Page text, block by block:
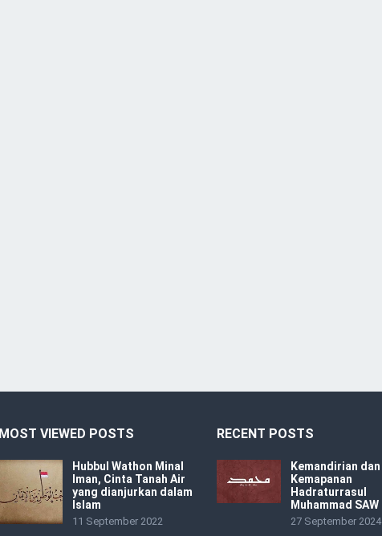
MOST VIEWED POSTS
Hubbul Wathon Minal
Iman, Cinta Tanah Air
yang dianjurkan dalam
Islam
11 September 2022
RECENT POSTS
Kemandirian dan
Kemapanan
Hadraturrasul
Muhammad SAW
27 September 2024